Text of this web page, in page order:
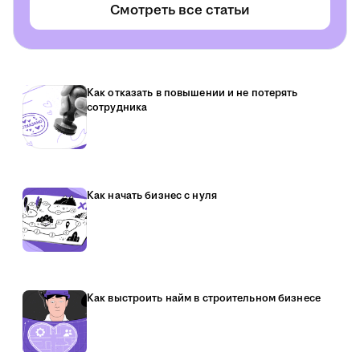
Смотреть все статьи
Как отказать в повышении и не потерять
сотрудника
Как начать бизнес с нуля
Как выстроить найм в строительном бизнесе